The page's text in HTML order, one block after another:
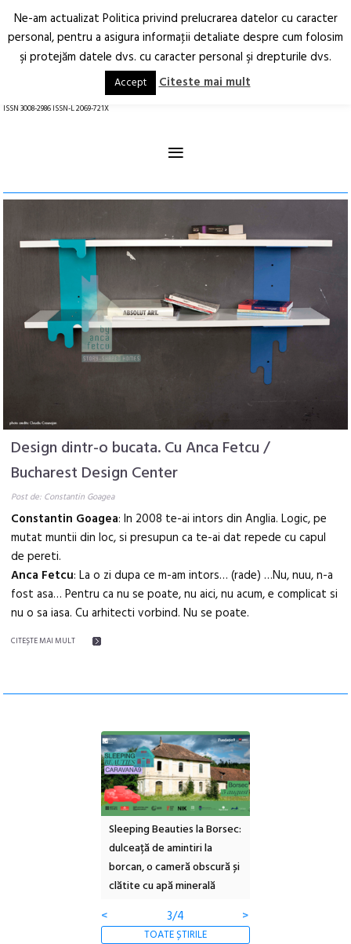
Arhitectură.
Oraș.
RO EN
ISSN 3008-2986 ISSN-L 2069-721X
≡
Design dintr-o bucata. Cu Anca Fetcu /
Bucharest Design Center
Post de: Constantin Goagea
Constantin Goagea: In 2008 te-ai intors din Anglia. Logic, pe
mutat muntii din loc, si presupun ca te-ai dat repede cu capul
de pereti.
Anca Fetcu: La o zi dupa ce m-am intors… (rade) …Nu, nuu, n-a
fost asa… Pentru ca nu se poate, nu aici, nu acum, e complicat si
nu o sa iasa. Cu arhitecti vorbind. Nu se poate.
CITEŞTE MAI MULT
Sleeping Beauties la Borsec:
dulceață de amintiri la
borcan, o cameră obscură și
clătite cu apă minerală
<
3/4 >
TOATE ȘTIRILE
Ne-am actualizat Politica privind prelucrarea datelor cu caracter
personal, pentru a asigura informaţii detaliate despre cum folosim
şi protejăm datele dvs. cu caracter personal şi drepturile dvs.
Accept Citeste mai mult